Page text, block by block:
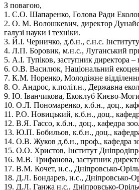
З повагою,
1. С.О. Шапаренко, Голова Ради
2. О. М. Волошкевич, директор
галузі науки і техніки.
3. Й.І. Черничко, д.б.н., с.н.с.
4. Л.П. Боровик, м.н.с., Луганський
5. А.І. Тупіков, заступник директора
6. О.В. Василюк, Національний
7. К.М. Норенко, Молодіжне
8. О. Андрос, к.політ.н., Державна
9. Ю. Іванчикова, Екоклуб Києво-
10. О.Л. Пономаренко, к.б.н., доц.,
11. Р.О. Новицький, к.б.н., доц., кафедра
12. В.Я. Гассо, к.б.н., доц., кафедра
13. Ю.П. Бобильов, к.б.н., доц., кафедра
14. О.В. Жуков д.б.н., проф., кафедра
15. О.О. Христов, Інститут
16. М.В. Трифанова, заступник
17. В.М. Кочет, н.с., Дніпровсько-
18. Д.Л. Бондарев, н.с., Дніпровсько-
19. Д.Л. Ганжа н.с., Дніпровсько-